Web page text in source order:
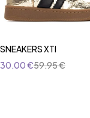
SNEAKERS XTI
59,95€
30,00€